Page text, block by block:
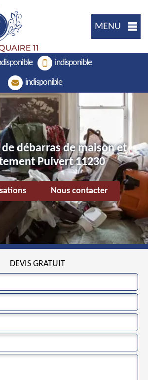
MENU
indisponible
indisponible
débarras de maison et
Puivert 11230
Nous contacter
DEVIS GRATUIT